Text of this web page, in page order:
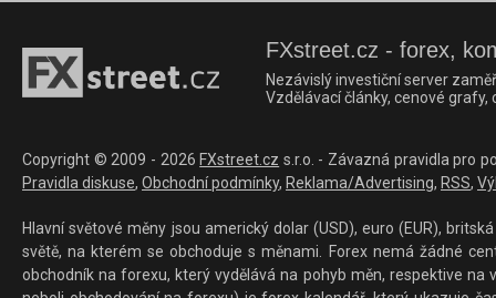
FXstreet.cz - forex,
Nezávislý investiční server
Vzdělávací články, cenové
Copyright © 2009 - 2026 FXstreet.cz s.r.o. - Závazná pravidla pro
Pravidla diskuse, Obchodní podmínky, Reklama/Advertising, RSS,
Hlavní světové měny jsou americký dolar (USD), euro (EUR),
světě, na kterém se obchoduje s měnami. Forex nemá žádné
obchodník na forexu, který vydělává na pohyb měn, respektive